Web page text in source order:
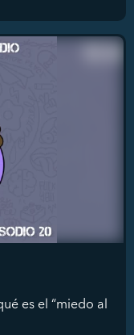
es el “miedo al